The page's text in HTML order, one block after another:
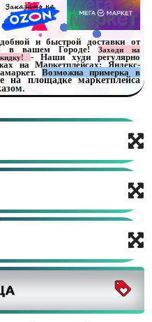
и быстрой доставки от
в вашем Городе!
Заходи на
- Наши худи регулярно
на Маркетплейсах: Яндекс-
Возможна примерка в
на площадке маркетплейса